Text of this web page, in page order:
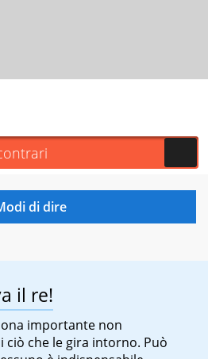
il re!
importante non
ciò che le gira intorno. Può